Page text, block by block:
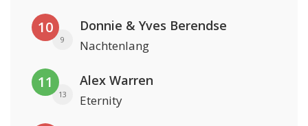
10
9
Donnie & Yves Berendse
Nachtenlang
11
13
Alex Warren
Eternity